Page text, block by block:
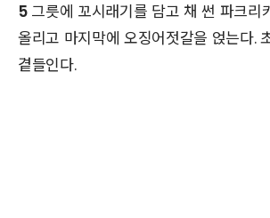
5그릇에 꼬시래기를 담고 채 썬 파크리
올리고 마지막에 오징어젓갈을 얹는다.
곁들인다.